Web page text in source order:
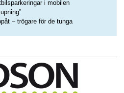
i mobilen
– trögare för de tunga